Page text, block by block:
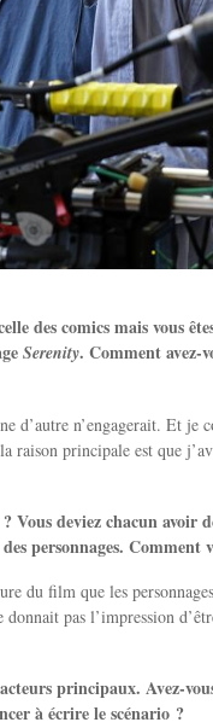
des comics mais vous
Serenity. Comment avez-
d’autre n’engagerait. Et
principale est que
deviez chacun avoir
personnages. Comment
du film que les
pas l’impression
principaux. Avez-
à écrire le scénario ?